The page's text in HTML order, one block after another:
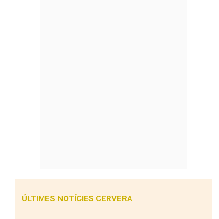
ÚLTIMES NOTÍCIES CERVERA